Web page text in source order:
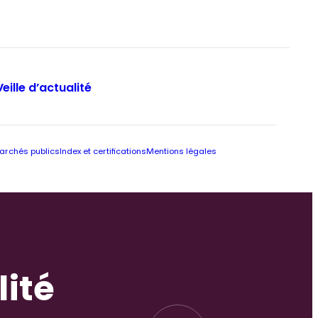
d’actualité
publics Index et certifications Mentions légales